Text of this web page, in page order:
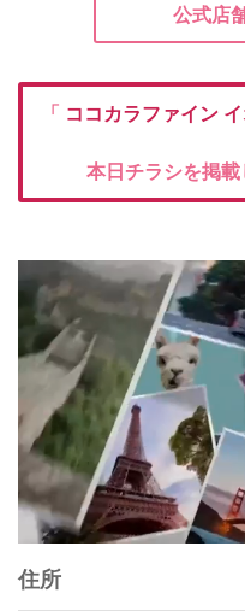
公式店
「 ココカラファイン
本日チラシを掲
住所